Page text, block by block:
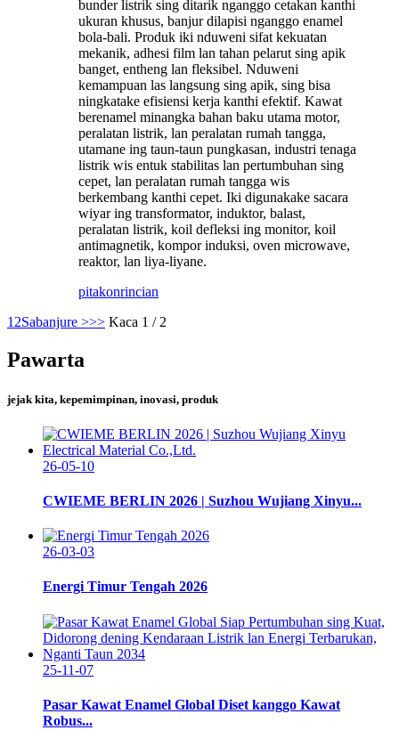
bunder listrik sing ditarik nganggo cetakan kanthi
ukuran khusus, banjur dilapisi nganggo enamel
bola-bali. Produk iki nduweni sifat kekuatan
mekanik, adhesi film lan tahan pelarut sing apik
banget, entheng lan fleksibel. Nduweni
kemampuan las langsung sing apik, sing bisa
ningkatake efisiensi kerja kanthi efektif. Kawat
berenamel minangka bahan baku utama motor,
peralatan listrik, lan peralatan rumah tangga,
utamane ing taun-taun pungkasan, industri tenaga
listrik wis entuk stabilitas lan pertumbuhan sing
cepet, lan peralatan rumah tangga wis
berkembang kanthi cepet. Iki digunakake sacara
wiyar ing transformator, induktor, balast,
peralatan listrik, koil defleksi ing monitor, koil
antimagnetik, kompor induksi, oven microwave,
reaktor, lan liya-liyane.
pitakonrincian
12Sabanjure >>> Kaca 1 / 2
Pawarta
jejak kita, kepemimpinan, inovasi, produk
26-05-10
CWIEME BERLIN 2026 | Suzhou Wujiang Xinyu...
26-03-03
Energi Timur Tengah 2026
25-11-07
Pasar Kawat Enamel Global Diset kanggo Kawat
Robus...